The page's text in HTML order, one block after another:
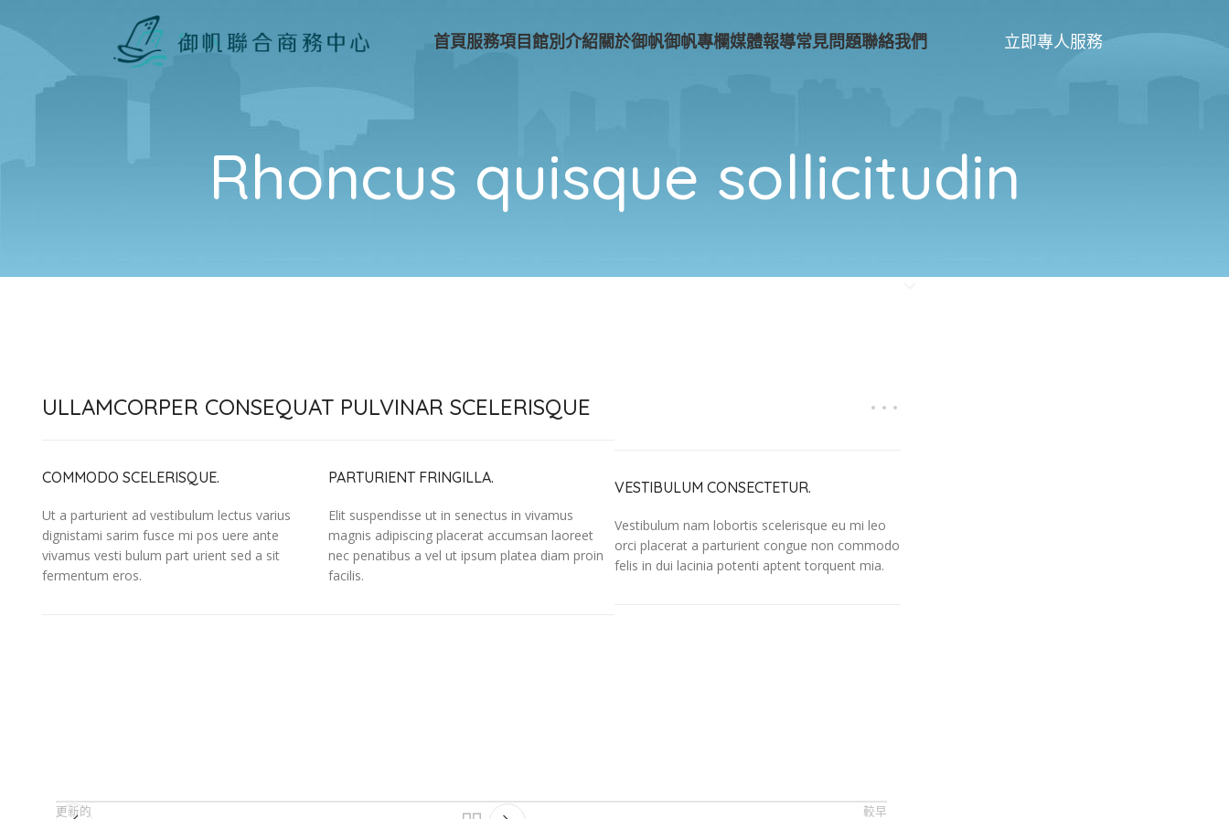
首頁服務項目館別介紹關於御帆御帆專欄媒體報導常見問題聯絡我們 立即專人服務
Rhoncus quisque sollicitudin
ULLAMCORPER CONSEQUAT PULVINAR SCELERISQUE
COMMODO SCELERISQUE.
Ut a parturient ad vestibulum lectus varius
dignistami sarim fusce mi pos uere ante
vivamus vesti bulum part urient sed a sit
fermentum eros.
PARTURIENT FRINGILLA.
Elit suspendisse ut in senectus in vivamus
magnis adipiscing placerat accumsan laoreet
nec penatibus a vel ut ipsum platea diam proin
facilis.
VESTIBULUM CONSECTETUR.
Vestibulum nam lobortis scelerisque eu mi leo
orci placerat a parturient congue non commodo
felis in dui lacinia potenti aptent torquent mia.
更新的
較早